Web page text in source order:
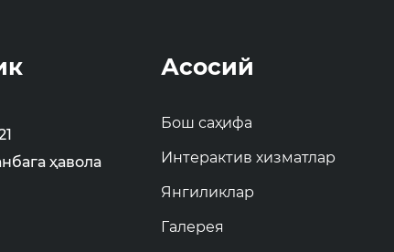
ҳавола
Асосий
Бош саҳифа
Интерактив хизматлар
Янгиликлар
Галерея